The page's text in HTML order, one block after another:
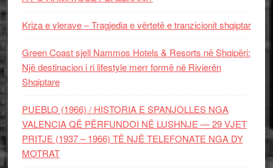
Kriza e vlerave – Tragjedia e vërtetë e tranzicionit shqiptar
Green Coast sjell Nammos Hotels & Resorts në Shqipëri:
Një destinacion i ri lifestyle merr formë në Rivierën
Shqiptare
PUEBLO (1966) / HISTORIA E SPANJOLLES NGA
VALENCIA QË PËRFUNDOI NË LUSHNJE — 29 VJET
PRITJE (1937 – 1966) TË NJË TELEFONATE NGA DY
MOTRAT